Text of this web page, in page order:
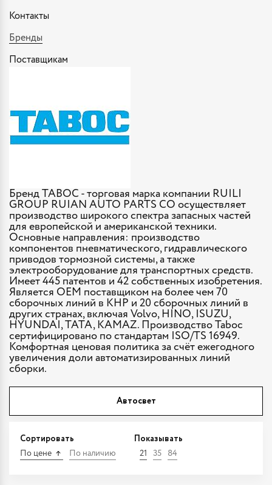
Контакты
Бренды
Поставщикам
Бренд TABOC - торговая марка компании RUILI
GROUP RUIAN AUTO PARTS CO осуществляет
производство широкого спектра запасных частей
для европейской и американской техники.
Основные направления: производство
компонентов пневматического, гидравлического
приводов тормозной системы, а также
электрооборудование для транспортных средств.
Имеет 445 патентов и 42 собственных изобретения.
Является OEM поставщиком на более чем 70
сборочных линий в КНР и 20 сборочных линий в
других странах, включая Volvo, HINO, ISUZU,
HYUNDAI, TATA, KAMAZ. Производство Taboc
сертифицировано по стандартам ISO/TS 16949.
Комфортная ценовая политика за счёт ежегодного
увеличения доли автоматизированных линий
сборки.
Автосвет
Сортировать
По цене По наличию
Показывать
21 35 84